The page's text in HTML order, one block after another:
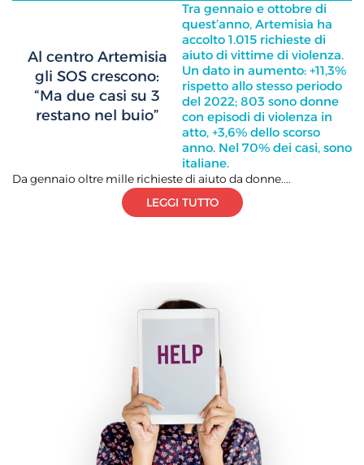
Al centro Artemisia
gli SOS crescono:
“Ma due casi su 3
restano nel buio”
Tra gennaio e ottobre di
quest’anno, Artemisia ha
accolto 1.015 richieste di
aiuto di vittime di violenza.
Un dato in aumento: +11,3%
rispetto allo stesso periodo
del 2022; 803 sono donne
con episodi di violenza in
atto, +3,6% dello scorso
anno. Nel 70% dei casi, sono
italiane.
Da gennaio oltre mille richieste di aiuto da donne....
LEGGI TUTTO